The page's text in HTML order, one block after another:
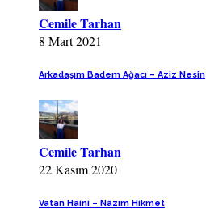
Cemile Tarhan
8 Mart 2021
Arkadaşım Badem Ağacı – Aziz Nesin
Cemile Tarhan
22 Kasım 2020
Vatan Haini – Nâzım Hikmet